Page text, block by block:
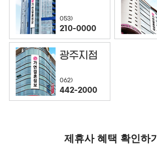
053)
210-0000
광주지점
062)
442-2000
제휴사 혜택 확인하기